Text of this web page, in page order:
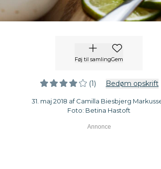
Føj til samlingGem
(1) Bedøm opskrift
31. maj 2018 af Camilla Biesbjerg
Foto: Betina Hastoft